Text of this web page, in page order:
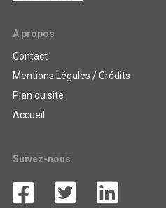
A propos
Contact
Mentions Légales / Crédits
Plan du site
Accueil
Suivez-nous